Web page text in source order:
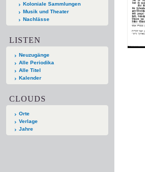
Koloniale Sammlungen
Musik und Theater
Nachlässe
LISTEN
Neuzugänge
Alle Periodika
Alle Titel
Kalender
CLOUDS
Orte
Verlage
Jahre